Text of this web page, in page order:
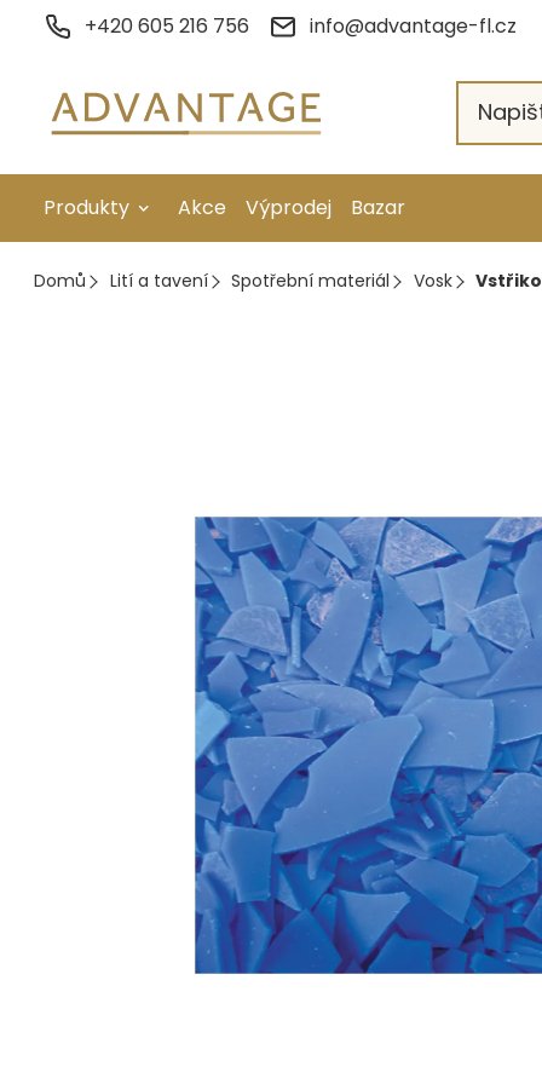
+420 605 216 756 info@advantage-fl.cz
Produkty
Galvanické pokovení
Letování a svařování
Povrchové úpravy
Kompresory a příslušenství
Motory, mikromotory, vrtačky
Literatura a DVD
Polotovary a komponenty
Akce Výprodej Bazar
Domů Lití a tavení Spotřební materiál Vosk